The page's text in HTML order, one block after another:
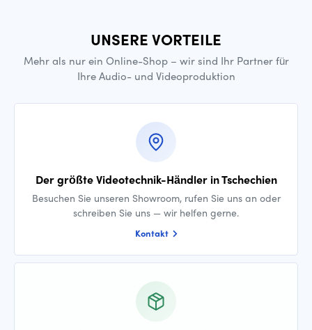
UNSERE VORTEILE
Mehr als nur ein Online-Shop – wir sind Ihr Partner für
Ihre Audio- und Videoproduktion
Der größte Videotechnik-Händler in Tschechien
Besuchen Sie unseren Showroom, rufen Sie uns an oder
schreiben Sie uns — wir helfen gerne.
Kontakt